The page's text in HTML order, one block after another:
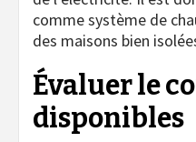
comme système de
des maisons bien
Évaluer le
disponibles